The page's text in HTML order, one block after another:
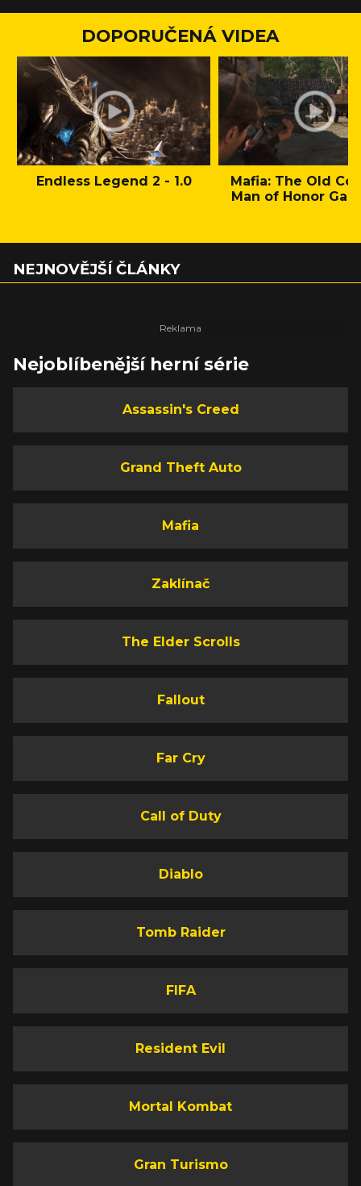
DOPORUČENÁ VIDEA
Endless Legend 2 - 1.0
Mafia: The Old
Man of Honor
NEJNOVĚJŠÍ ČLÁNKY
Nejoblíbenější herní série
Assassin's Creed
Grand Theft Auto
Mafia
Zaklínač
The Elder Scrolls
Fallout
Far Cry
Call of Duty
Diablo
Tomb Raider
FIFA
Resident Evil
Mortal Kombat
Gran Turismo